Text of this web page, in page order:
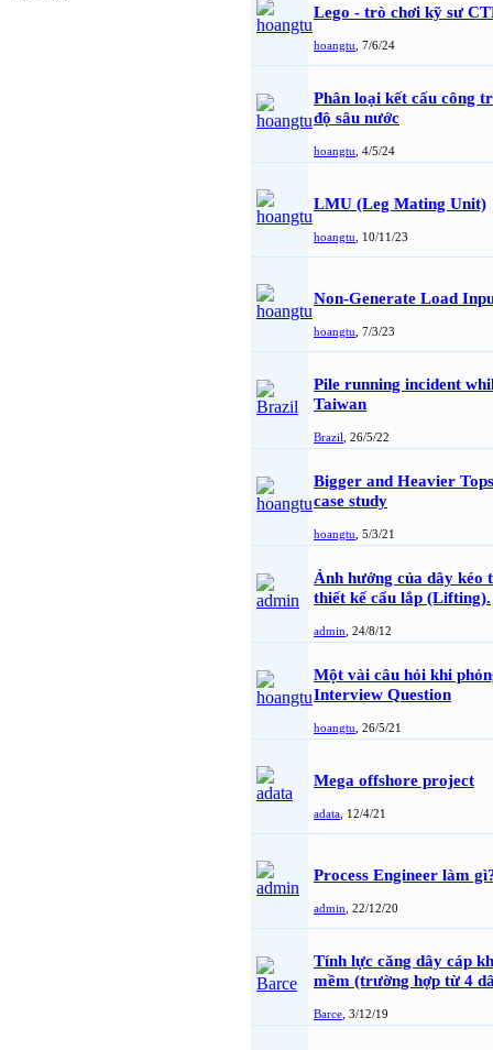
Lego - trò chơi kỹ sư
hoangtu 7/6/24
Phân loại kết cấu công
độ sâu nước
hoangtu 4/5/24
LMU (Leg Mating Unit)
hoangtu 10/11/23
Non-Generate Load
hoangtu 7/3/23
Pile running incident
Taiwan
Brazil 26/5/22
Bigger and Heavier
case study
hoangtu 5/3/21
Ảnh hưởng của dây kéo
thiết kế cẩu lắp (Lifting).
admin 24/8/12
Một vài câu hỏi khi
Interview Question
hoangtu 26/5/21
Mega offshore project
adata 12/4/21
Process Engineer làm
admin 22/12/20
Tính lực căng dây cáp
mềm (trường hợp từ 4
Barce 3/12/19